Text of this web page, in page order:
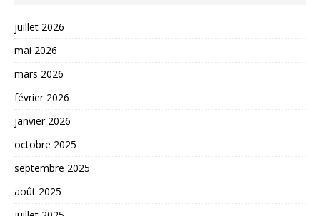
juillet 2026
mai 2026
mars 2026
février 2026
janvier 2026
octobre 2025
septembre 2025
août 2025